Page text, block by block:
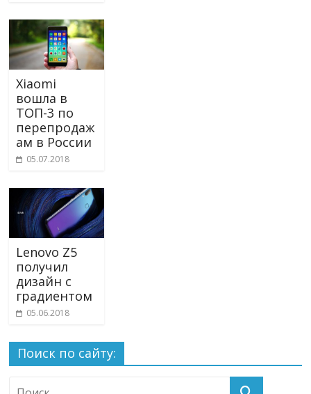
Xiaomi
вошла в
ТОП-3 по
перепродаж
ам в России
05.07.2018
Lenovo Z5
получил
дизайн с
градиентом
05.06.2018
Поиск по сайту: